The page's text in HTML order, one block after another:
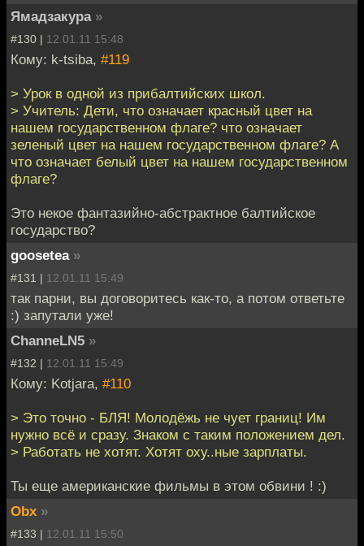
Ямадзакура »
#130 | 12.01.11 15:48
Кому: k-tsiba, #119
> Урок в одной из прибалтийских школ.
> Учитель: Дети, что означает красный цвет на
нашем государственном флаге? что означает
зеленый цвет на нашем государственном флаге? А
что означает белый цвет на нашем государственном
флаге?
Это некое фантазийно-абстрактное балтийское
государство?
goosetea »
#131 | 12.01.11 15:49
так парни, вы договоритесь как-то, а потом ответьте
:) запутали уже!
ChanneLN5 »
#132 | 12.01.11 15:49
Кому: Kotjara, #110
> Это точно - БЛЯ! Молодёжь не чует границ! Им
нужно всё и сразу. Знаком с таким положением дел.
> Работать не хотят. Хотят оху..ные зарплаты.
Ты еще американские фильмы в этом обвини ! :)
Obx »
#133 | 12.01.11 15:50